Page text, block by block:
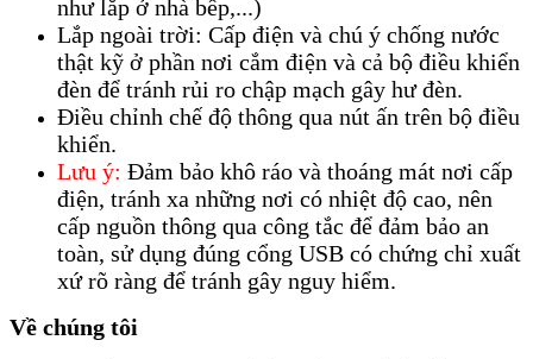
như lắp ở nhà bếp,...)
Lắp ngoài trời: Cấp điện và chú ý chống nước
thật kỹ ở phần nơi cắm điện và cả bộ điều khiển
đèn để tránh rủi ro chập mạch gây hư đèn.
Điều chỉnh chế độ thông qua nút ấn trên bộ điều
khiển.
Lưu ý: Đảm bảo khô ráo và thoáng mát nơi cấp
điện, tránh xa những nơi có nhiệt độ cao, nên
cấp nguồn thông qua công tắc để đảm bảo an
toàn, sử dụng đúng cổng USB có chứng chỉ xuất
xứ rõ ràng để tránh gây nguy hiểm.
Về chúng tôi